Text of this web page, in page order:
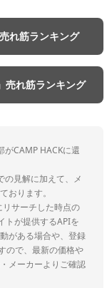
れ筋ランキング
売れ筋ランキング
CAMP HACKに還
見解に加えて、メ
おります。
サーチした時点の
トが提供するAPIを
がある場合や、登録
ので、最新の価格や
メーカーよりご確認